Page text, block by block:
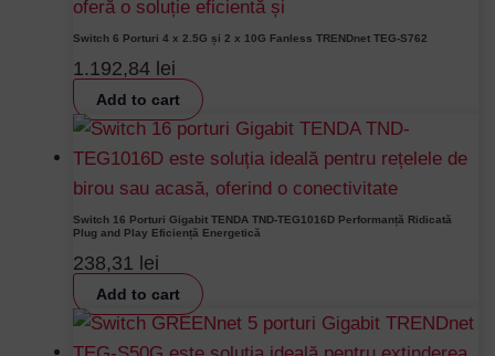
Switch 6 Porturi 4 x 2.5G și 2 x 10G Fanless TRENDnet TEG-S762
1.192,84 lei
Add to cart
Switch 16 Porturi Gigabit TENDA TND-TEG1016D Performanță Ridicată
Plug and Play Eficiență Energetică
238,31 lei
Add to cart